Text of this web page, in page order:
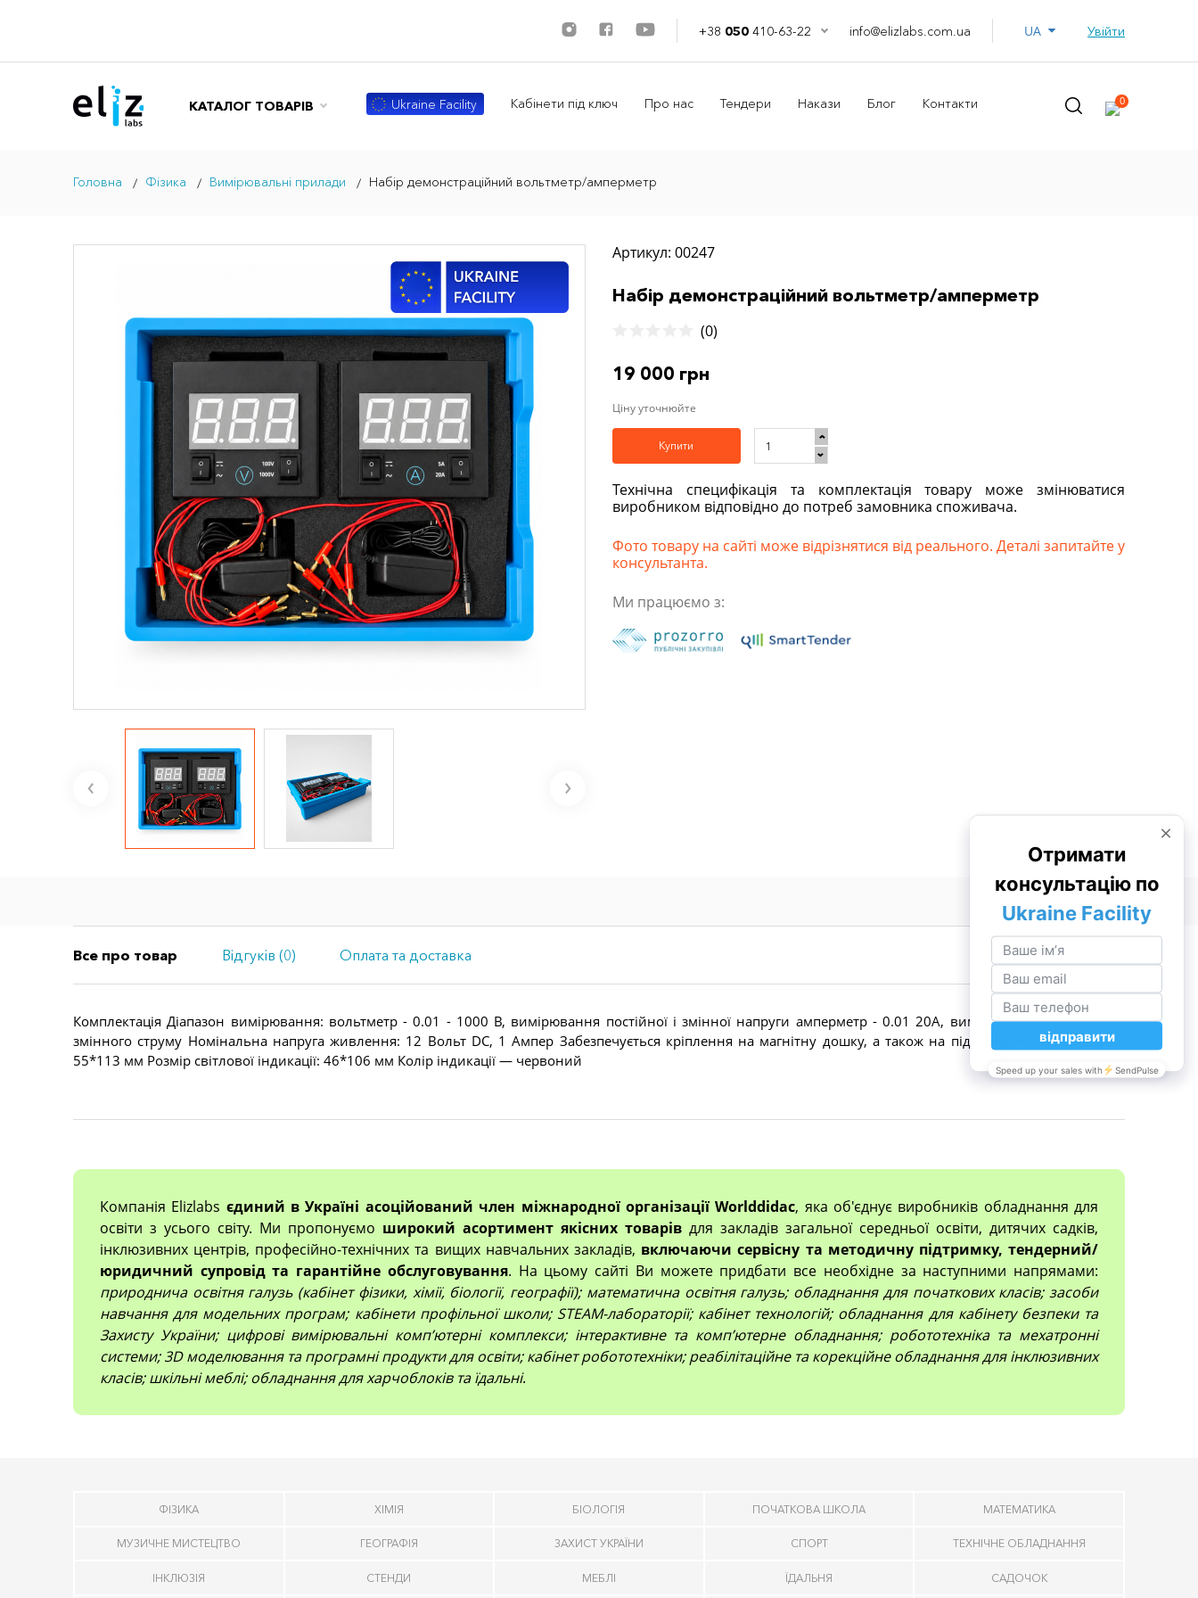
+38 050 410-63-22 info@elizlabs.com.ua Увійти
КАТАЛОГ ТОВАРІВ Ukraine Facility Кабінети під ключ Про нас Тендери Накази Блог Контакти 0
Головна Фізика Вимірювальні прилади Набір демонстраційний вольтметр/амперметр
Артикул: 00247
Набір демонстраційний вольтметр/амперметр
(0)
19 000 грн
Ціну уточнюйте
Купити
Технічна специфікація та комплектація товару може змінюватися
виробником відповідно до потреб замовника споживача.
Фото товару на сайті може відрізнятися від реального. Деталі запитайте у
консультанта.
Ми працюємо з:
Все про товар Відгуків (0) Оплата та доставка
Комплектація Діапазон вимірювання: вольтметр - 0.01 - 1000 В, вимірювання постійної і змінної напруги амперметр - 0.01 20А, вимірювання постійного і
змінного струму Номінальна напруга живлення: 12 Вольт DC, 1 Ампер Забезпечується кріплення на магнітну дошку, а також на підставці Розмір дисплею:
55*113 мм Розмір світлової індикації: 46*106 мм Колір індикації — червоний
Компанія Elizlabs єдиний в Україні асоційований член міжнародної організації Worlddidac, яка об'єднує виробників обладнання для
освіти з усього світу. Ми пропонуємо широкий асортимент якісних товарів для закладів загальної середньої освіти, дитячих садків,
інклюзивних центрів, професійно-технічних та вищих навчальних закладів, включаючи сервісну та методичну підтримку, тендерний/
юридичний супровід та гарантійне обслуговування. На цьому сайті Ви можете придбати все необхідне за наступними напрямами:
природнича освітня галузь (кабінет фізики, хімії, біології, географії); математична освітня галузь; обладнання для початкових класів; засоби
навчання для модельних програм; кабінети профільної школи; STEAM-лабораторії; кабінет технологій; обладнання для кабінету безпеки та
Захисту України; цифрові вимірювальні компʼютерні комплекси; інтерактивне та комп’ютерне обладнання; робототехніка та мехатронні
системи; 3D моделювання та програмні продукти для освіти; кабінет робототехніки; реабілітаційне та корекційне обладнання для інклюзивних
класів; шкільні меблі; обладнання для харчоблоків та їдальні.
ФІЗИКА ХІМІЯ БІОЛОГІЯ ПОЧАТКОВА ШКОЛА МАТЕМАТИКА
МУЗИЧНЕ МИСТЕЦТВО ГЕОГРАФІЯ ЗАХИСТ УКРАЇНИ СПОРТ ТЕХНІЧНЕ ОБЛАДНАННЯ
ІНКЛЮЗІЯ СТЕНДИ МЕБЛІ ЇДАЛЬНЯ САДОЧОК